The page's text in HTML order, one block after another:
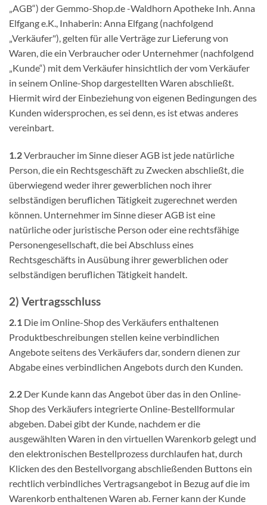
„AGB“) der Gemmo-Shop.de -Waldhorn Apotheke Inh. Anna
Elfgang e.K., Inhaberin: Anna Elfgang (nachfolgend
„Verkäufer"), gelten für alle Verträge zur Lieferung von
Waren, die ein Verbraucher oder Unternehmer (nachfolgend
„Kunde“) mit dem Verkäufer hinsichtlich der vom Verkäufer
in seinem Online-Shop dargestellten Waren abschließt.
Hiermit wird der Einbeziehung von eigenen Bedingungen des
Kunden widersprochen, es sei denn, es ist etwas anderes
vereinbart.
1.2Verbraucher im Sinne dieser AGB ist jede natürliche
Person, die ein Rechtsgeschäft zu Zwecken abschließt, die
überwiegend weder ihrer gewerblichen noch ihrer
selbständigen beruflichen Tätigkeit zugerechnet werden
können. Unternehmer im Sinne dieser AGB ist eine
natürliche oder juristische Person oder eine rechtsfähige
Personengesellschaft, die bei Abschluss eines
Rechtsgeschäfts in Ausübung ihrer gewerblichen oder
selbständigen beruflichen Tätigkeit handelt.
2) Vertragsschluss
2.1 Die im Online-Shop des Verkäufers enthaltenen
Produktbeschreibungen stellen keine verbindlichen
Angebote seitens des Verkäufers dar, sondern dienen zur
Abgabe eines verbindlichen Angebots durch den Kunden.
2.2 Der Kunde kann das Angebot über das in den Online-
Shop des Verkäufers integrierte Online-Bestellformular
abgeben. Dabei gibt der Kunde, nachdem er die
ausgewählten Waren in den virtuellen Warenkorb gelegt und
den elektronischen Bestellprozess durchlaufen hat, durch
Klicken des den Bestellvorgang abschließenden Buttons ein
rechtlich verbindliches Vertragsangebot in Bezug auf die im
Warenkorb enthaltenen Waren ab. Ferner kann der Kunde